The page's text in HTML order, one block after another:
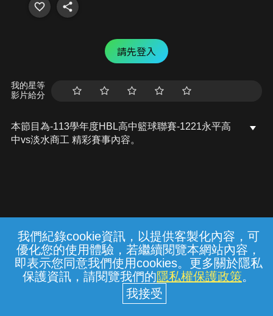
我們紀錄cookie資訊，以提供客製化內容，可
優化您的使用體驗，若繼續閱覽本網站內容，
即表示您同意我們使用cookies。更多關於隱私
保護資訊，請閱覽我們的隱私權保護政策。
請先登入
我的星等
影片給分
本節目為-113學年度HBL高中籃球聯賽-1221永平高
中vs淡水商工 精彩賽事內容。
常見問題 線上客服 服務條款 隱私權保護
中華電信股份有限公司個人家庭分公司
(統一編號：96979949) © 2026
{{notifyMsg}}